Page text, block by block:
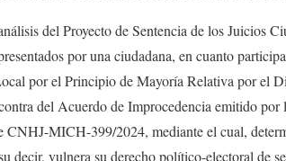
del Proyecto de Sentencia de los Juicios
por una ciudadana, en cuanto
por el Principio de Mayoría Relativa por el
del Acuerdo de Improcedencia emitido
MICH-399/2024, mediante el cual,
decir, vulnera su derecho político-electoral de